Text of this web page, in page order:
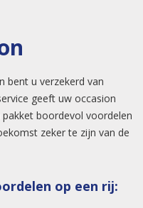
bent u verzekerd van
geeft uw occasion
boordevol voordelen
zeker te zijn van de
op een rij: